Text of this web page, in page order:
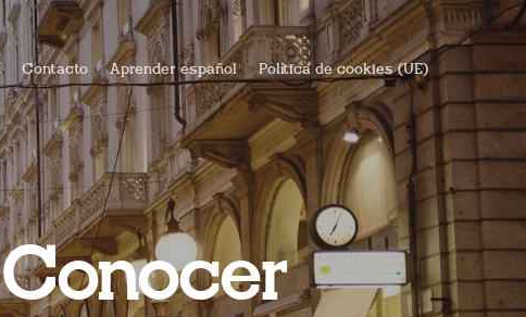
Contacto Aprender español Política de cookies (UE)